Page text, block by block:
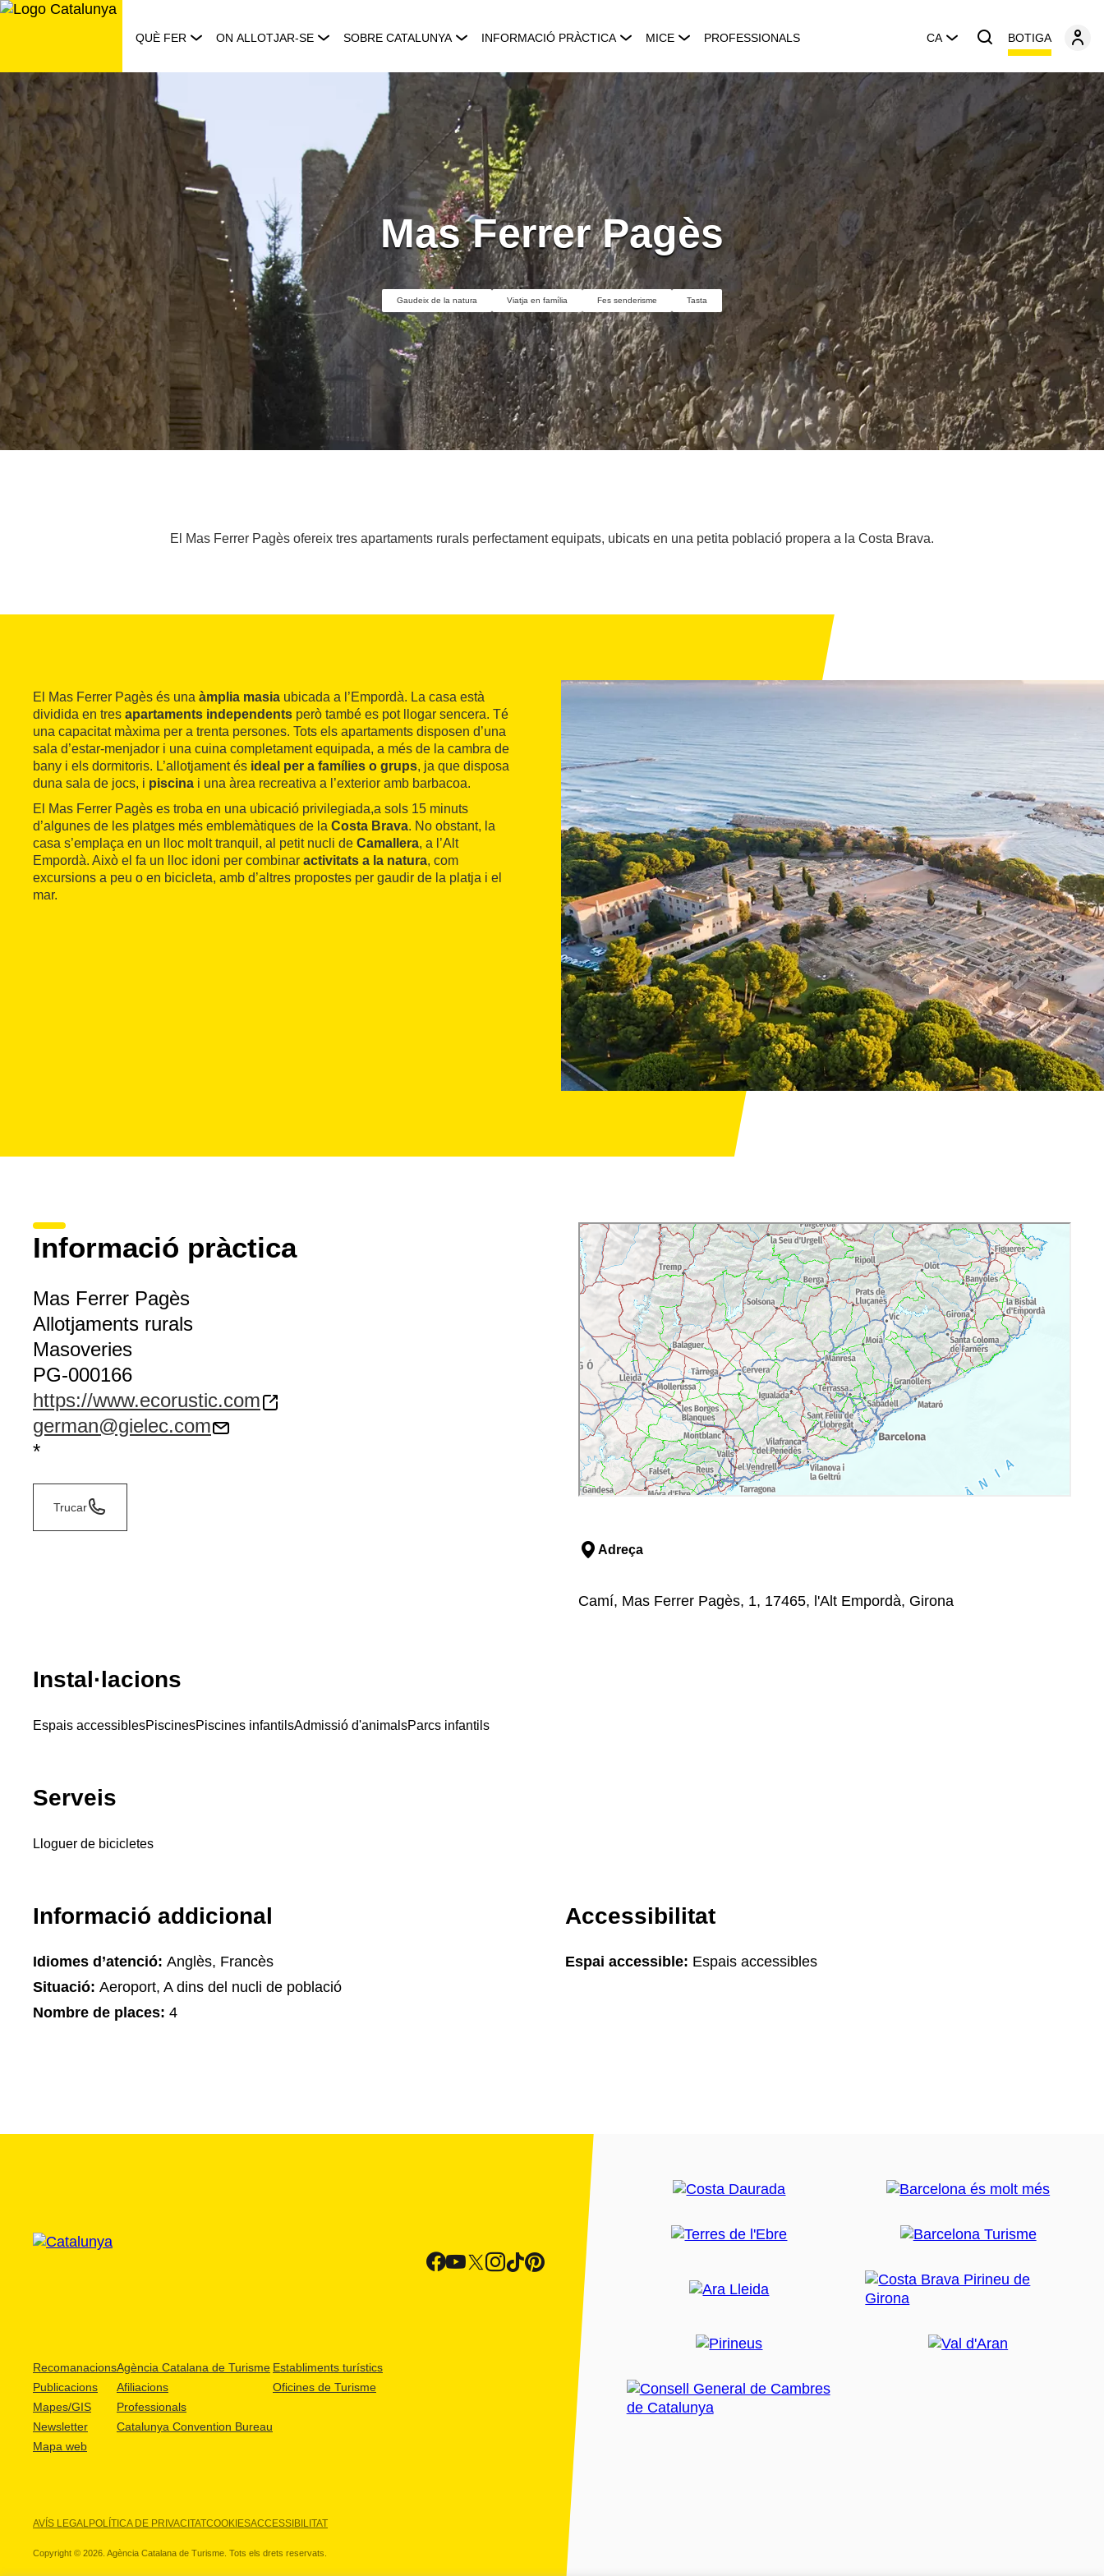
Saltar
QUÈ FER ON ALLOTJAR-SE SOBRE CATALUNYA INFORMACIÓ PRÀCTICA MICE PROFESSIONALS CA BOTIGA
Mas Ferrer Pagès
Gaudeix de la natura Viatja en família Fes senderisme Tasta
El Mas Ferrer Pagès ofereix tres apartaments rurals perfectament equipats, ubicats en una petita població propera a la Costa Brava.
El Mas Ferrer Pagès és una àmplia masia ubicada a l’Empordà. La casa està
dividida en tres apartaments independents però també es pot llogar sencera. Té
una capacitat màxima per a trenta persones. Tots els apartaments disposen d’una
sala d’estar-menjador i una cuina completament equipada, a més de la cambra de
bany i els dormitoris. L’allotjament és ideal per a famílies o grups, ja que disposa
duna sala de jocs, i piscina i una àrea recreativa a l’exterior amb barbacoa.
El Mas Ferrer Pagès es troba en una ubicació privilegiada,a sols 15 minuts
d’algunes de les platges més emblemàtiques de la Costa Brava. No obstant, la
casa s’emplaça en un lloc molt tranquil, al petit nucli de Camallera, a l’Alt
Empordà. Això el fa un lloc idoni per combinar activitats a la natura, com
excursions a peu o en bicicleta, amb d’altres propostes per gaudir de la platja i el
mar.
Informació pràctica
Mas Ferrer Pagès
Allotjaments rurals
Masoveries
PG-000166
https://www.ecorustic.com
german@gielec.com
*
Trucar
Adreça
Camí, Mas Ferrer Pagès, 1, 17465, l'Alt Empordà, Girona
Instal·lacions
Espais accessiblesPiscinesPiscines infantilsAdmissió d'animalsParcs infantils
Serveis
Lloguer de bicicletes
Informació addicional
Idiomes d’atenció: Anglès, Francès
Situació: Aeroport, A dins del nucli de població
Nombre de places: 4
Accessibilitat
Espai accessible: Espais accessibles
Recomanacions
Publicacions
Mapes/GIS
Newsletter
Mapa web
Agència Catalana de Turisme
Afiliacions
Professionals
Catalunya Convention Bureau
Establiments turístics
Oficines de Turisme
AVÍS LEGALPOLÍTICA DE PRIVACITATCOOKIESACCESSIBILITAT
Copyright © 2026. Agència Catalana de Turisme. Tots els drets reservats.